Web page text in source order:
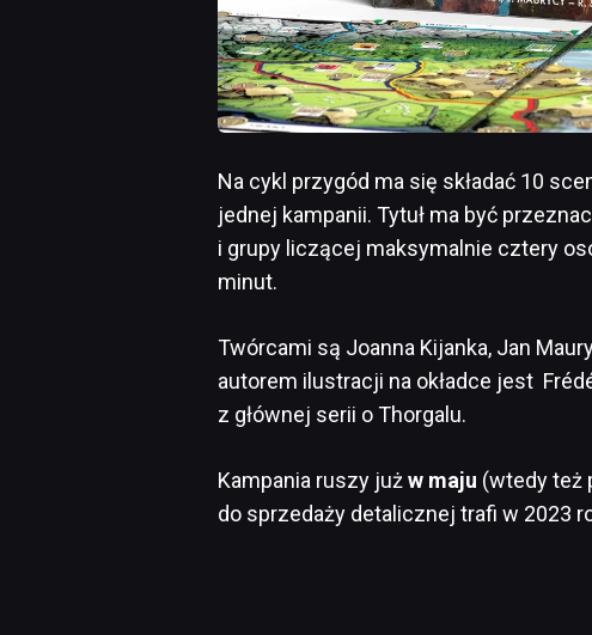
Na cykl przygód ma się składać 10
jednej kampanii. Tytuł ma być
i grupy liczącej maksymalnie cztery
minut.
Twórcami są Joanna Kijanka, Jan
autorem ilustracji na okładce jest
z głównej serii o Thorgalu.
Kampania ruszy jużw maju (wtedy też
do sprzedaży detalicznej trafi w 2023